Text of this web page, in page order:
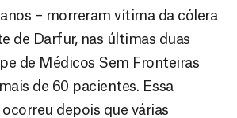
– morreram vítima da cólera
de Darfur, nas últimas duas
de Médicos Sem Fronteiras
de 60 pacientes. Essa
depois que várias